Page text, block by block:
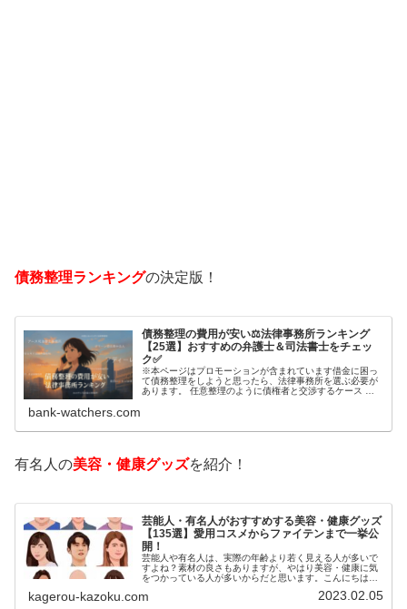
債務整理ランキングの決定版！
債務整理の費用が安い⚖️法律事務所ランキング
【25選】おすすめの弁護士＆司法書士をチェッ
ク✅
※本ページはプロモーションが含まれています借金に困っ
て債務整理をしようと思ったら、法律事務所を選ぶ必要が
あります。 任意整理のように債権者と交渉するケース 自
bank-watchers.com
有名人の美容・健康グッズを紹介！
芸能人・有名人がおすすめする美容・健康グッズ
【135選】愛用コスメからファイテンまで一挙公
開！
芸能人や有名人は、実際の年齢より若く見える人が多いで
すよね？素材の良さもありますが、やはり美容・健康に気
をつかっている人が多いからだと思います。こんにちは！
いるのでしょうか？今回は、芸能人…
kagerou-kazoku.com 2023.02.05